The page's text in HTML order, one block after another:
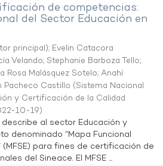
de competencias:
del Sector Educación en
principal); Evelin Catacora
Velando; Stephanie Barboza Tello;
Rosa Malásquez Sotelo; Anahí
Pacheco Castillo (Sistema Nacional
y Certificación de la Calidad
10-19)
al sector Educación y
denominado “Mapa Funcional
(MFSE) para fines de certificación de
del Sineace. El MFSE ...